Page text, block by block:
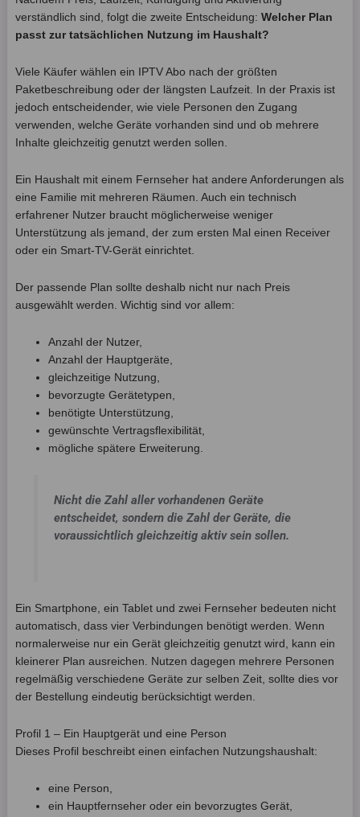
verständlich sind, folgt die zweite Entscheidung: Welcher Plan
passt zur tatsächlichen Nutzung im Haushalt?
Viele Käufer wählen ein IPTV Abo nach der größten
Paketbeschreibung oder der längsten Laufzeit. In der Praxis ist
jedoch entscheidender, wie viele Personen den Zugang
verwenden, welche Geräte vorhanden sind und ob mehrere
Inhalte gleichzeitig genutzt werden sollen.
Ein Haushalt mit einem Fernseher hat andere Anforderungen als
eine Familie mit mehreren Räumen. Auch ein technisch
erfahrener Nutzer braucht möglicherweise weniger
Unterstützung als jemand, der zum ersten Mal einen Receiver
oder ein Smart-TV-Gerät einrichtet.
Der passende Plan sollte deshalb nicht nur nach Preis
ausgewählt werden. Wichtig sind vor allem:
Anzahl der Nutzer,
Anzahl der Hauptgeräte,
gleichzeitige Nutzung,
bevorzugte Gerätetypen,
benötigte Unterstützung,
gewünschte Vertragsflexibilität,
mögliche spätere Erweiterung.
Nicht die Zahl aller vorhandenen Geräte
entscheidet, sondern die Zahl der Geräte, die
voraussichtlich gleichzeitig aktiv sein sollen.
Ein Smartphone, ein Tablet und zwei Fernseher bedeuten nicht
automatisch, dass vier Verbindungen benötigt werden. Wenn
normalerweise nur ein Gerät gleichzeitig genutzt wird, kann ein
kleinerer Plan ausreichen. Nutzen dagegen mehrere Personen
regelmäßig verschiedene Geräte zur selben Zeit, sollte dies vor
der Bestellung eindeutig berücksichtigt werden.
Profil 1 – Ein Hauptgerät und eine Person
Dieses Profil beschreibt einen einfachen Nutzungshaushalt:
eine Person,
ein Hauptfernseher oder ein bevorzugtes Gerät,